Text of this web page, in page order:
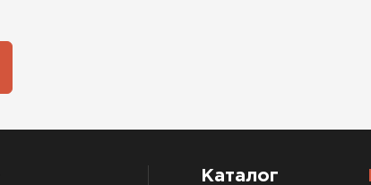
Каталог